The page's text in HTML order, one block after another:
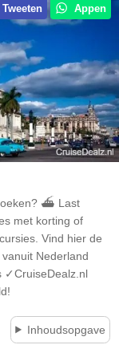
Tweeten Appen
⛴ Last
met korting of
Vind hier de
Nederland
✓CruiseDealz.nl
Inhoudsopgave